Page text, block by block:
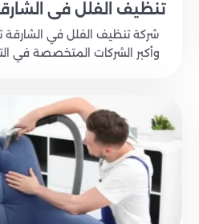
تنظيف الفلل في
شركة تنظيف الفلل في الشارقة
وأكبر الشركات المتخصصة في